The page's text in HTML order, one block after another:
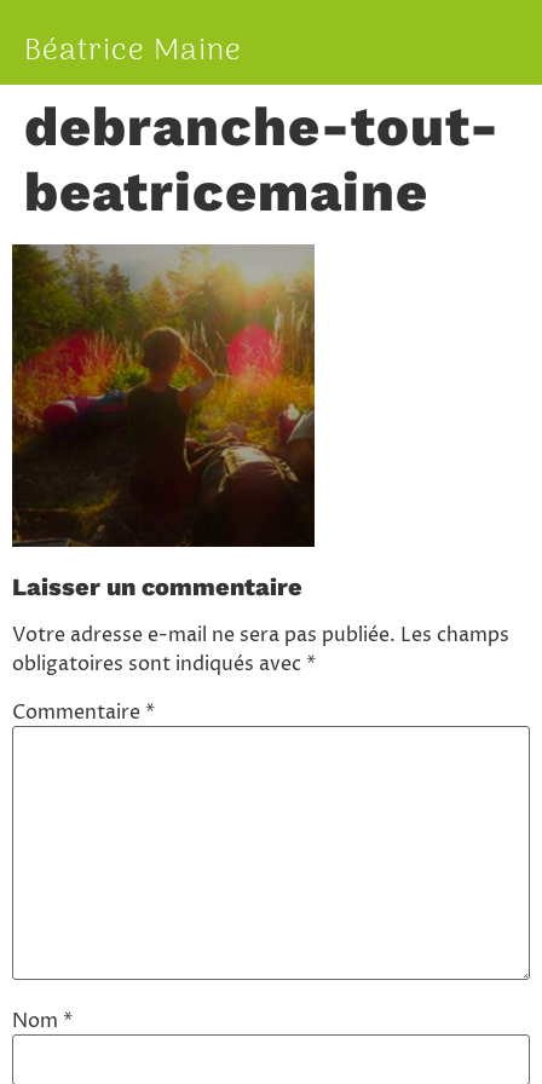
Béatrice Maine
debranche-tout-
beatricemaine
Laisser un commentaire
Votre adresse e-mail ne sera pas publiée. Les champs
obligatoires sont indiqués avec*
Commentaire*
Nom *